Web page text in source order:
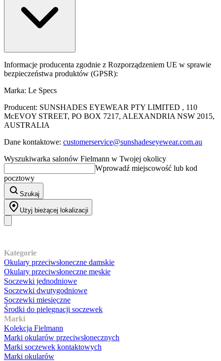
Informacje producenta zgodnie z Rozporządzeniem UE w sprawie
bezpieczeństwa produktów (GPSR):
Marka: Le Specs
Producent: SUNSHADES EYEWEAR PTY LIMITED , 110
McEVOY STREET, PO BOX 7217, ALEXANDRIA NSW 2015,
AUSTRALIA
Dane kontaktowe: customerservice@sunshadeseyewear.com.au
Wyszukiwarka salonów Fielmann w Twojej okolicy
Wprowadź miejscowość lub kod
pocztowy
Szukaj
Użyj bieżącej lokalizacji
Kategorie
Okulary przeciwsłoneczne damskie
Okulary przeciwsłoneczne męskie
Soczewki jednodniowe
Soczewki dwutygodniowe
Soczewki miesięczne
Środki do pielęgnacji soczewek
Marki
Kolekcja Fielmann
Marki okularów przeciwsłonecznych
Marki soczewek kontaktowych
Marki okularów